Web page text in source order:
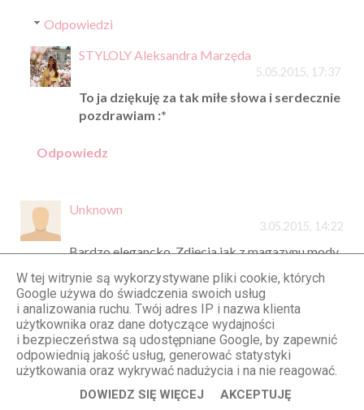
Odpowiedzi
STYLOLY Aleksandra Marzęda
5.05.2015, 17:37
To ja dziękuję za tak miłe słowa i serdecznie
pozdrawiam :*
Odpowiedz
Unknown
3.05.2015, 14:22
Bardzo elegancko. Zdjęcia jak z magazynu mody
wielki sukces!
Na moim blogu post o doborze stroju
kąpielowego do typu sylwetki, zapraszam :-)
http://blogwspodnicy.blogspot.com/2015/05/ja
k-dobrac-stroj-kapielowy-do-typu.html
Odpowiedz
W tej witrynie są wykorzystywane pliki cookie, których
Google używa do świadczenia swoich usług
i analizowania ruchu. Twój adres IP i nazwa klienta
użytkownika oraz dane dotyczące wydajności
i bezpieczeństwa są udostępniane Google, by zapewnić
odpowiednią jakość usług, generować statystyki
użytkowania oraz wykrywać nadużycia i na nie reagować.
DOWIEDZ SIĘ WIĘCEJ AKCEPTUJĘ